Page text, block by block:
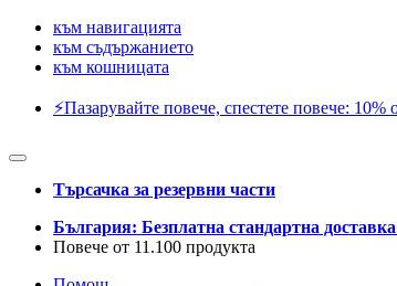
към навигацията
към съдържанието
към кошницата
⚡️Пазарувайте повече, спестете повече:
Търсачка за резервни части
България: Безплатна стандартна доставка
Повече от 11.100 продукта